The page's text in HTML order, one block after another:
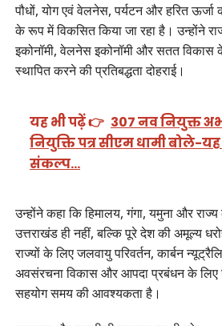
पौधों, योग एवं वेलनेस, पर्यटन और हरित
के रूप में विकसित किया जा रहा है। उन्होंने
इकोनॉमी, वेलनेस इकोनॉमी और सतत विकास
स्थापित करने की प्रतिबद्धता दोहराई।
यह भी पढ़ें 👉 307 नव नियुक्त
नियुक्ति पत्र सीएम धामी बोले-
संकल्प…
उन्होंने कहा कि हिमालय, गंगा, यमुना और
उत्तराखंड ही नहीं, बल्कि पूरे देश की अमूल्य
राज्यों के लिए जलवायु परिवर्तन, कार्बन
अवसंरचना विकास और आपदा प्रबंधन के लिए
सहयोग समय की आवश्यकता है।